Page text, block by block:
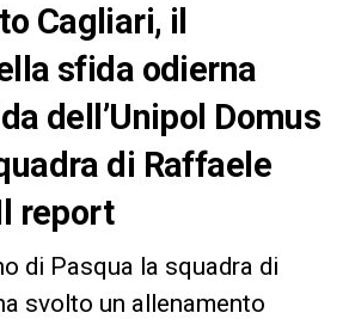
Cagliari, il
sfida odierna
dell’Unipol Domus
di Raffaele
report
di Pasqua la squadra di
svolto un allenamento